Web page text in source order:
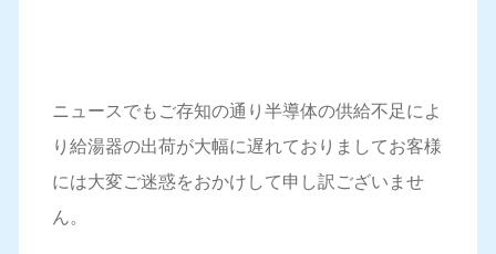
ニュースでもご存知の通り半導体の供給不足によ
り給湯器の出荷が大幅に遅れておりましてお客様
には大変ご迷惑をおかけして申し訳ございませ
ん。